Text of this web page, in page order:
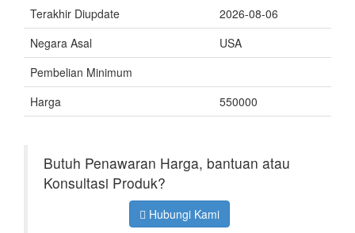
Terakhir Diupdate
2026-08-06
Negara Asal
USA
Pembelian Minimum
Harga
550000
Butuh Penawaran Harga, bantuan atau
Konsultasi Produk?
Hubungi Kami